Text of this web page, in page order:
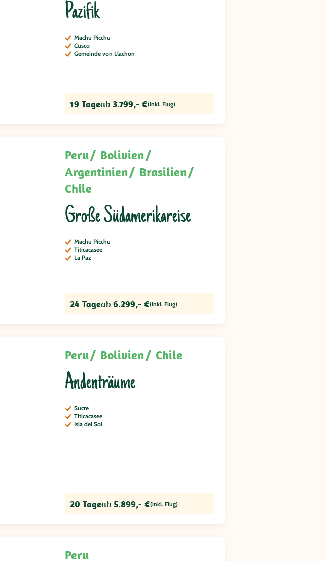
Pazifik
Machu Picchu
Cusco
Gemeinde von Llachon
19 Tageab 3.799,- €(inkl. Flug)
Peru
Bolivien
Argentinien
Brasilien
Chile
Große Südamerikareise
Machu Picchu
Titicacasee
La Paz
24 Tageab 6.299,- €(inkl. Flug)
Peru Bolivien Chile
Andenträume
Sucre
Titicacasee
Isla del Sol
20 Tageab 5.899,- €(inkl. Flug)
Peru